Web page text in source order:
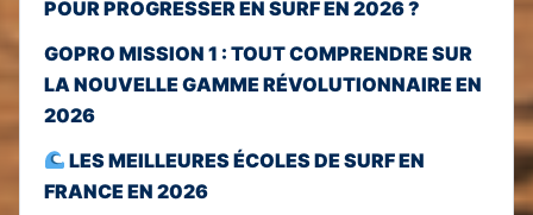
POUR PROGRESSER EN SURF EN 2026 ?
GOPRO MISSION 1 : TOUT COMPRENDRE SUR
LA NOUVELLE GAMME RÉVOLUTIONNAIRE EN
2026
LES MEILLEURES ÉCOLES DE SURF EN
FRANCE EN 2026